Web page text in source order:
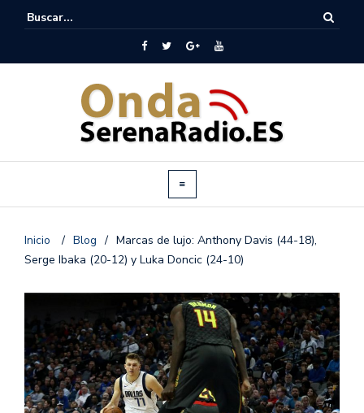
Inicio / Blog / Marcas de lujo: Anthony Davis (44-18),
Serge Ibaka (20-12) y Luka Doncic (24-10)